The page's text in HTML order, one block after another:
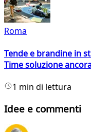
Roma
Tende e brandine in
Time soluzione
1 min di lettura
Idee e commenti